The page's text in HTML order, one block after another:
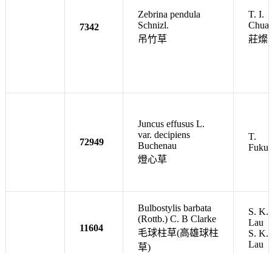
7342
Zebrina pendula
Schnizl.
吊竹草
T. I.
莊燦
72949
Juncus effusus L.
var. decipiens
Buchenau
燈心草
T.
11604
Bulbostylis barbata
(Rottb.) C. B Clarke
毛球柱草(高雄球柱
草)
S. K.
Lau
S. K.
Lau